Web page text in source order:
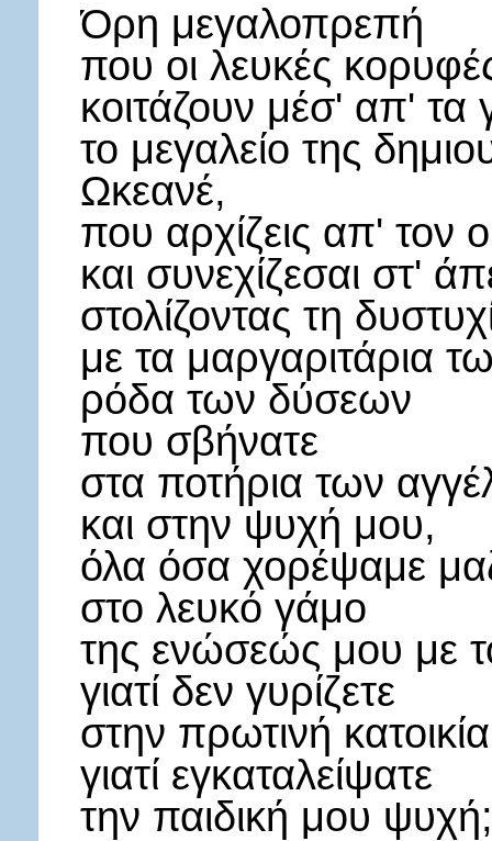
Όρη μεγαλοπρεπή
που οι λευκές
κοιτάζουν μέσ' απ' τα
το μεγαλείο της
Ωκεανέ,
που αρχίζεις απ' τον
και συνεχίζεσαι στ'
στολίζοντας τη
με τα μαργαριτάρια
ρόδα των δύσεων
που σβήνατε
στα ποτήρια των
και στην ψυχή μου,
όλα όσα χορέψαμε
στο λευκό γάμο
της ενώσεώς μου με
γιατί δεν γυρίζετε
στην πρωτινή
γιατί εγκαταλείψατε
την παιδική μου ψυχή;